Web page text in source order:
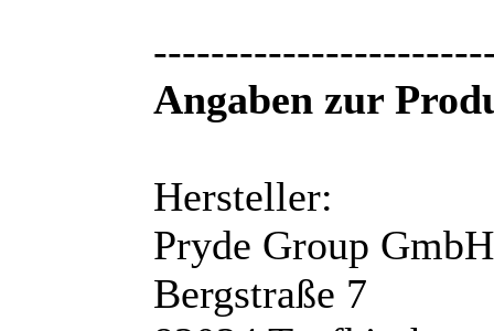
Angaben zur
Hersteller:
Pryde Group GmbH
Bergstraße 7